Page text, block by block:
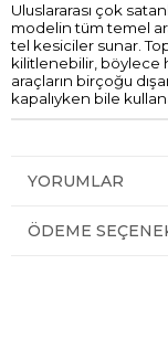
Uluslararası çok
modelin tüm temel
tel kesiciler sunar.
kilitlenebilir, böylece
araçların birçoğu
kapalıyken bile
YORUMLAR
ÖDEME